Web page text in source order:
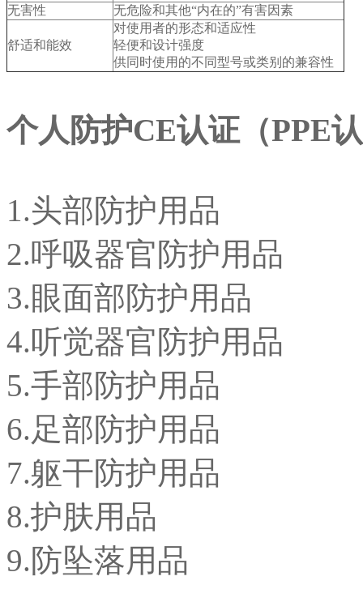
无害性
无危险和其他“内在的”有害因素
舒适和能效
对使用者的形态和适应性
轻便和设计强度
供同时使用的不同型号或类别的兼容性
个人防护CE认证（PPE
1.头部防护用品
2.呼吸器官防护用品
3.眼面部防护用品
4.听觉器官防护用品
5.手部防护用品
6.足部防护用品
7.躯干防护用品
8.护肤用品
9.防坠落用品